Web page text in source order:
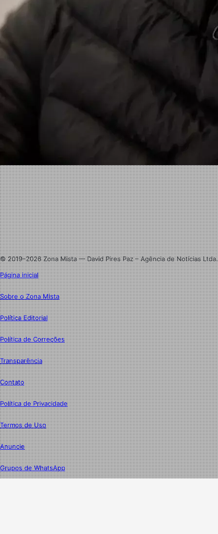
Facebook
X
Linkedin
Instagram
© 2019–2026 Zona Mista — David Pires Paz – Agência de Notícias Ltda.
Página inicial
Sobre o Zona Mista
Política Editorial
Política de Correções
Transparência
Contato
Política de Privacidade
Termos de Uso
Anuncie
Grupos de WhatsApp